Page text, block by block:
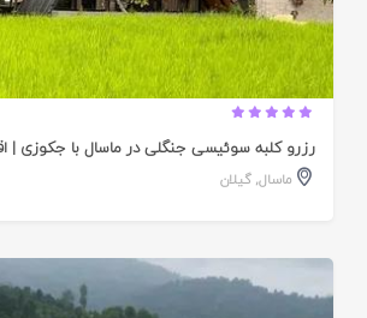
رزرو کلبه سوئیسی جنگلی در ماسال با جکوزی |
ماسال,گیلان